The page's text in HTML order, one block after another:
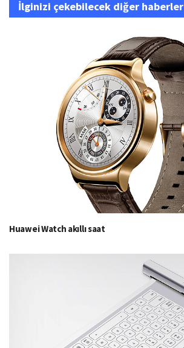
İlginizi çekebilecek diğer haberler
Huawei Watch akıllı saat